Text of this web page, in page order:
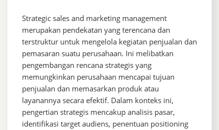
Strategic sales and marketing management
merupakan pendekatan yang terencana dan
terstruktur untuk mengelola kegiatan penjualan dan
pemasaran suatu perusahaan. Ini melibatkan
pengembangan rencana strategis yang
memungkinkan perusahaan mencapai tujuan
penjualan dan memasarkan produk atau
layanannya secara efektif. Dalam konteks ini,
pengertian strategis mencakup analisis pasar,
identifikasi target audiens, penentuan positioning